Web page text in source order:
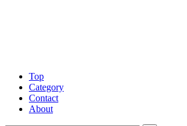
Top
Category
Contact
About